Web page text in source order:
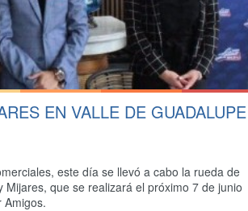
EN VALLE DE GUADALUPE
este día se llevó a cabo la rueda de
que se realizará el próximo 7 de junio
Amigos.